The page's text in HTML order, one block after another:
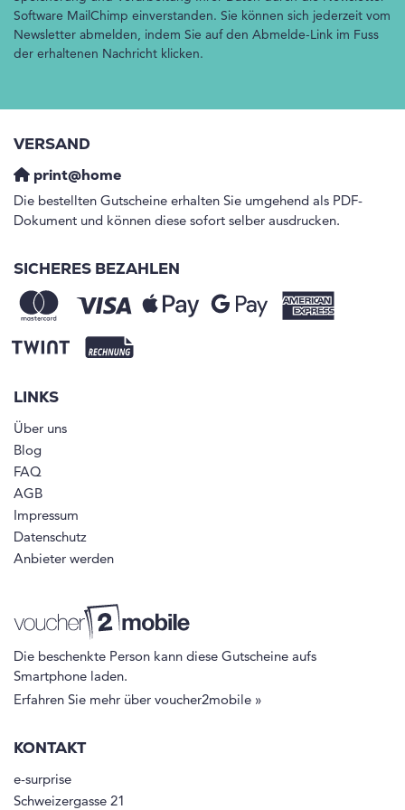
Software MailChimp einverstanden. Sie können sich jederzeit vom
Newsletter abmelden, indem Sie auf den Abmelde-Link im Fuss
der erhaltenen Nachricht klicken.
VERSAND
print@home
Die bestellten Gutscheine erhalten Sie umgehend als PDF-
Dokument und können diese sofort selber ausdrucken.
SICHERES BEZAHLEN
LINKS
Über uns
Blog
FAQ
AGB
Impressum
Datenschutz
Anbieter werden
Die beschenkte Person kann diese Gutscheine aufs
Smartphone laden.
Erfahren Sie mehr über voucher2mobile »
KONTAKT
e-surprise
Schweizergasse 21